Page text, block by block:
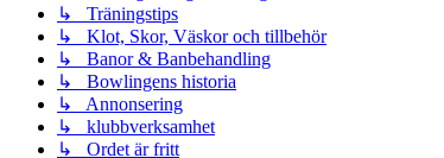
↳ Träningstips
↳ Klot, Skor, Väskor och tillbehör
↳ Banor & Banbehandling
↳ Bowlingens historia
↳ Annonsering
↳ klubbverksamhet
↳ Ordet är fritt